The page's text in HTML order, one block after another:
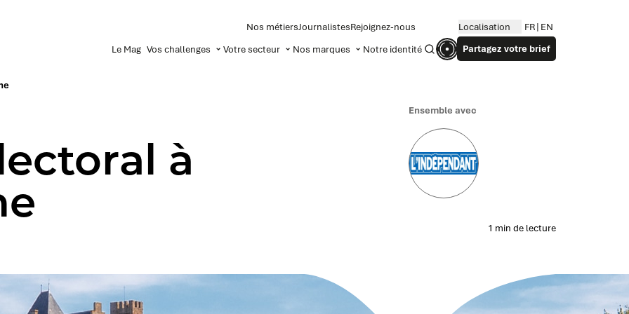
Le Mag Vos challenges Votre secteur Nos marques Notre identité RecherchePartagez votre brief
Nos métiersJournalistesRejoignez-nous Localisation FR EN
à
Ensemble avec
1 min de lecture